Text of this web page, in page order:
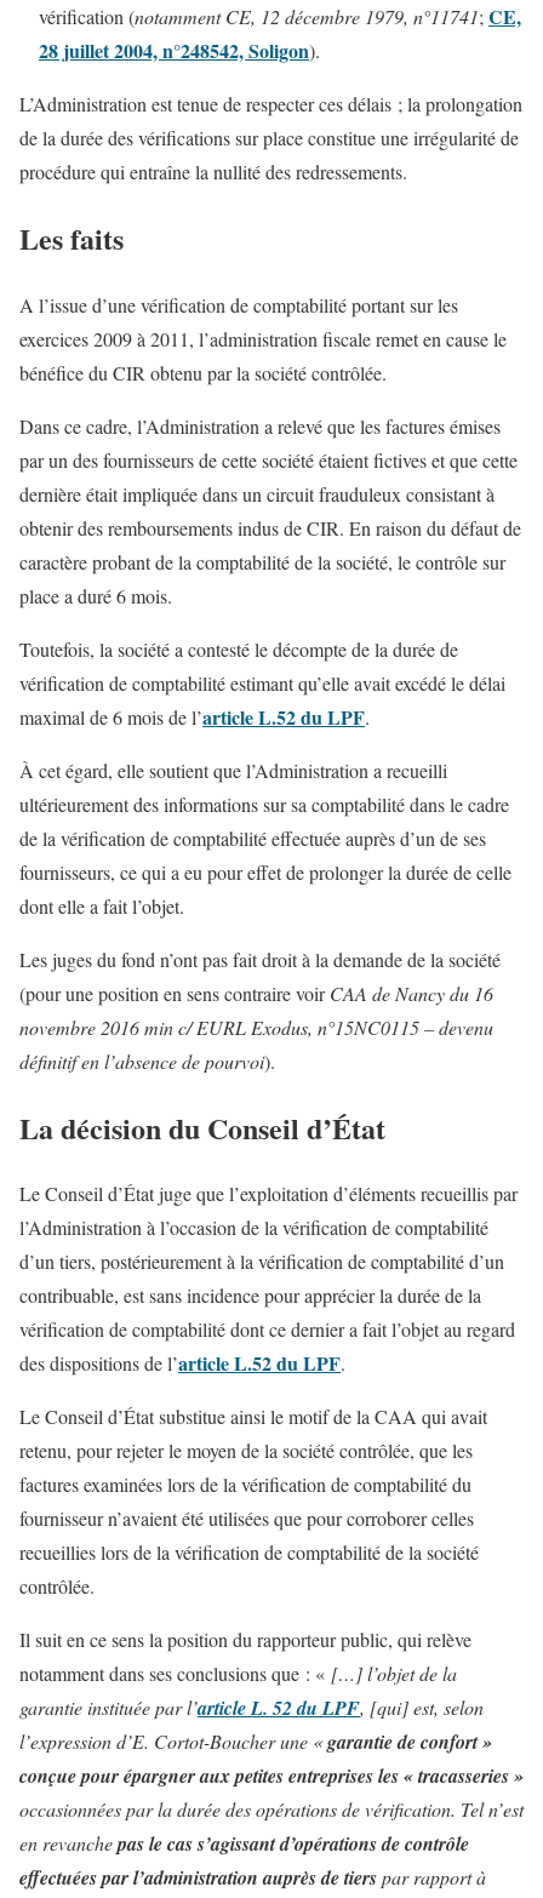
vérification (notamment CE, 12 décembre 1979, n°11741; CE,
28 juillet 2004, n°248542, Soligon).
L’Administration est tenue de respecter ces délais ; la prolongation
de la durée des vérifications sur place constitue une irrégularité de
procédure qui entraîne la nullité des redressements.
Les faits
A l’issue d’une vérification de comptabilité portant sur les
exercices 2009 à 2011, l’administration fiscale remet en cause le
bénéfice du CIR obtenu par la société contrôlée.
Dans ce cadre, l’Administration a relevé que les factures émises
par un des fournisseurs de cette société étaient fictives et que cette
dernière était impliquée dans un circuit frauduleux consistant à
obtenir des remboursements indus de CIR. En raison du défaut de
caractère probant de la comptabilité de la société, le contrôle sur
place a duré 6 mois.
Toutefois, la société a contesté le décompte de la durée de
vérification de comptabilité estimant qu’elle avait excédé le délai
maximal de 6 mois de l’article L.52 du LPF.
À cet égard, elle soutient que l’Administration a recueilli
ultérieurement des informations sur sa comptabilité dans le cadre
de la vérification de comptabilité effectuée auprès d’un de ses
fournisseurs, ce qui a eu pour effet de prolonger la durée de celle
dont elle a fait l’objet.
Les juges du fond n’ont pas fait droit à la demande de la société
(pour une position en sens contraire voirCAA de Nancy du 16
novembre 2016 min c/ EURL Exodus, n°15NC0115 – devenu
définitif en l’absence de pourvoi).
La décision du Conseil d’État
Le Conseil d’État juge que l’exploitation d’éléments recueillis par
l’Administration à l’occasion de la vérification de comptabilité
d’un tiers, postérieurement à la vérification de comptabilité d’un
contribuable, est sans incidence pour apprécier la durée de la
vérification de comptabilité dont ce dernier a fait l’objet au regard
des dispositions de l’article L.52 du LPF.
Le Conseil d’État substitue ainsi le motif de la CAA qui avait
retenu, pour rejeter le moyen de la société contrôlée, que les
factures examinées lors de la vérification de comptabilité du
fournisseur n’avaient été utilisées que pour corroborer celles
recueillies lors de la vérification de comptabilité de la société
contrôlée.
Il suit en ce sens la position du rapporteur public, qui relève
notamment dans ses conclusions que : « […] l’objet de la
garantie instituée par l’article L. 52 du LPF, [qui] est, selon
l’expression d’E. Cortot-Boucher une «garantie de confort »
conçue pour épargner aux petites entreprises les « tracasseries »
occasionnées par la durée des opérations de vérification. Tel n’est
en revanchepas le cas s’agissant d’opérations de contrôle
effectuées par l’administration auprès de tierspar rapport à